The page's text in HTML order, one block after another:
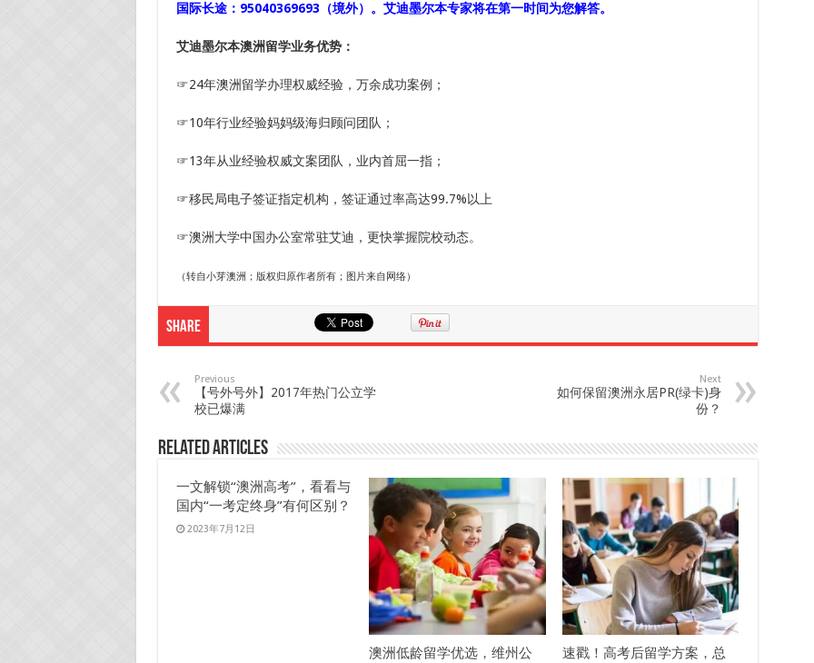
国际长途：95040369693（境外）。 艾迪墨尔本专家将在第一时间为您解答。
艾迪墨尔本澳洲留学业务优势：
☞24年澳洲留学办理权威经验，万余成功案例；
☞10年行业经验妈妈级海归顾问团队；
☞13年从业经验权威文案团队，业内首屈一指；
☞移民局电子签证指定机构，签证通过率高达99.7%以上
☞澳洲大学中国办公室常驻艾迪，更快掌握院校动态。
（转自小芽澳洲；版权归原作者所有；图片来自网络）
Share
Previous
【号外号外】2017年热门公立学
校已爆满
Next
如何保留澳洲永居PR(绿卡)身
份？
Related Articles
一文解锁“澳洲高考”，看看与
国内“一考定终身”有何区别？
2023年7月12日
澳洲低龄留学优选，维州公
速戳！高考后留学方案，总